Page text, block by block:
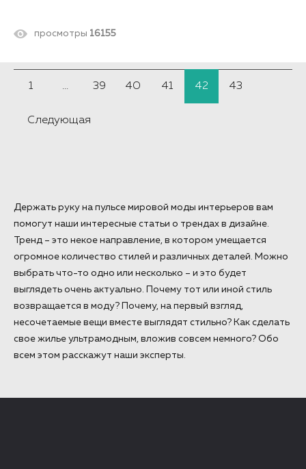
просмотры 16155
1 ... 39 40 41 42 43
Следующая
Держать руку на пульсе мировой моды интерьеров вам
помогут наши интересные статьи о трендах в дизайне.
Тренд – это некое направление, в котором умещается
огромное количество стилей и различных деталей. Можно
выбрать что-то одно или несколько – и это будет
выглядеть очень актуально. Почему тот или иной стиль
возвращается в моду? Почему, на первый взгляд,
несочетаемые вещи вместе выглядят стильно? Как сделать
свое жилье ультрамодным, вложив совсем немного? Обо
всем этом расскажут наши эксперты.